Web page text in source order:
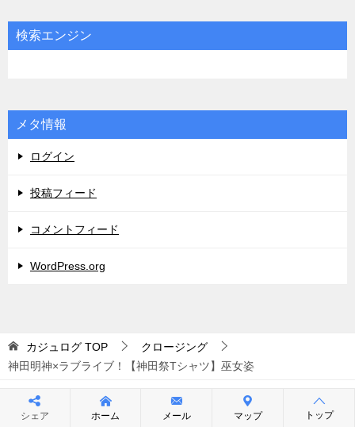
検索エンジン
メタ情報
ログイン
投稿フィード
コメントフィード
WordPress.org
カジュログ TOP
クロージング
神田明神×ラブライブ！【神田祭Tシャツ】巫女姿
シェア ホーム メール マップ トップ